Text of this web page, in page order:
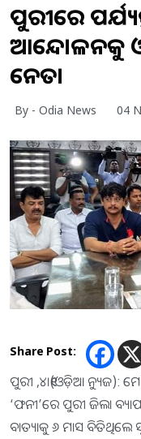
ପୁରୀରେ
ଆନ୍ଦୋଳନକୁ
ନେତା
By - Odia News 04
Share Post:
ପୁରୀ ,୪।୧୧(ଓଡ଼ିଆ ନ୍ୟୁଜ):
‘ଫନୀ’ରେ ପୁରୀ ଜିଲା
ବାତ୍ୟାକୁ ୬ ମାସ ବିତିଥିଲେ